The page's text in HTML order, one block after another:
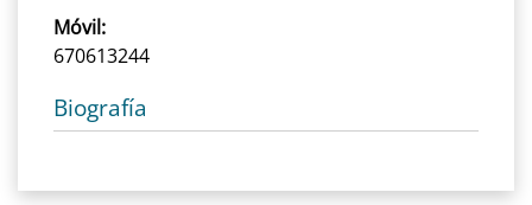
Móvil:
670613244
Biografía